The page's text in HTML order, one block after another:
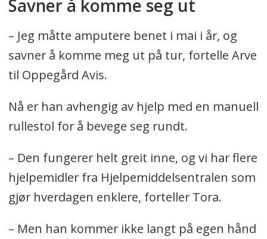
Savner å komme seg ut
– Jeg måtte amputere benet i mai i år, og
savner å komme meg ut på tur, fortelle Arve
til Oppegård Avis.
Nå er han avhengig av hjelp med en manuell
rullestol for å bevege seg rundt.
– Den fungerer helt greit inne, og vi har flere
hjelpemidler fra Hjelpemiddelsentralen som
gjør hverdagen enklere, forteller Tora.
– Men han kommer ikke langt på egen hånd